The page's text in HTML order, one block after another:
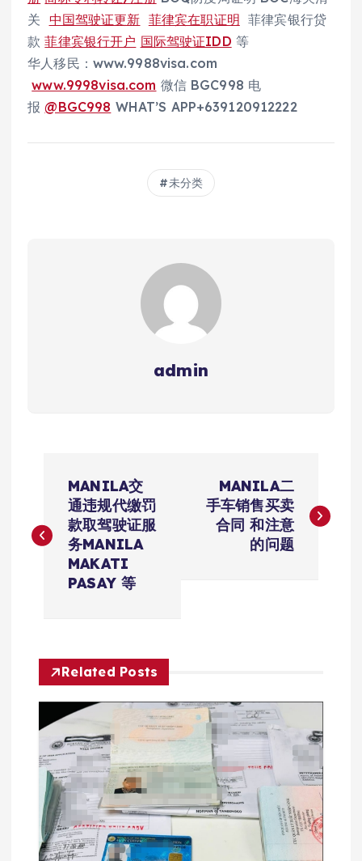
关 中国驾驶证更新 菲律宾在职证明 菲律宾银行贷
款菲律宾银行开户 国际驾驶证IDD 等
华人移民：www.9988visa.com
www.9998visa.com 微信 BGC998 电
报@BGC998 WHAT’S APP+639120912222
未分类
admin
导
MANILA交
通违规代缴罚
款取驾驶证服
务MANILA
MAKATI
PASAY 等
MANILA二
手车销售买卖
合同 和注意
的问题
Related Posts